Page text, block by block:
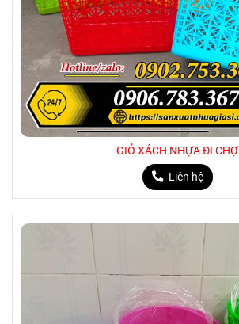
GIỎ XÁCH NHỰA ĐI CHỢ
Liên hệ